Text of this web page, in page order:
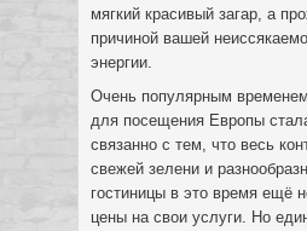
мягкий красивый загар, а
причиной вашей
энергии.
Очень популярным
для посещения Европы
связанно с тем, что весь
свежей зелени и
гостиницы в это время ещё
цены на свои услуги. Но